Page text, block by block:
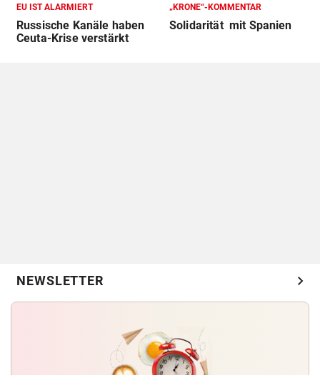
EU IST ALARMIERT
Russische Kanäle haben
Ceuta-Krise verstärkt
„KRONE“-KOMMENTAR
Solidarität mit Spanien
NEWSLETTER chevron_right